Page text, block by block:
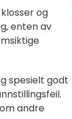
og
enten av
spesielt godt
andre